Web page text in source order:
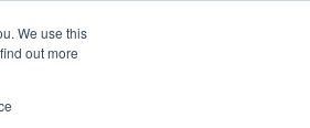
We use this
out more